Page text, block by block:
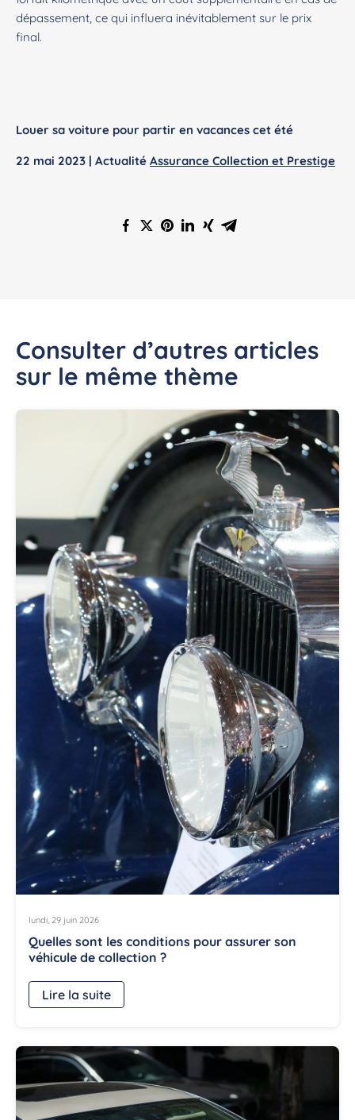
dépassement, ce qui influera inévitablement sur le prix
final.
Louer sa voiture pour partir en vacances cet été
22 mai 2023 | Actualité Assurance Collection et Prestige
Consulter d’autres articles
sur le même thème
lundi, 29 juin 2026
Quelles sont les conditions pour assurer son
véhicule de collection ?
Lire la suite